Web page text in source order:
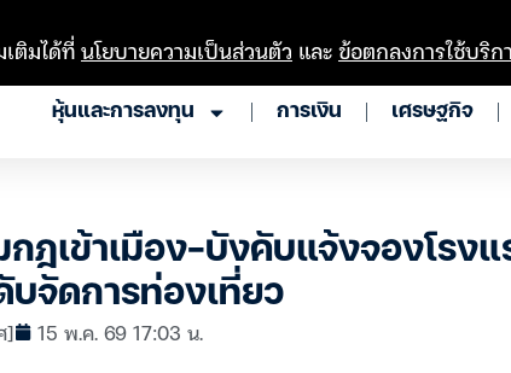
หุ้นและการลงทุน การเงิน เศรษฐกิจ
กฎเข้าเมือง-บังคับแจ้งจองโรง
บจัดการท่องเที่ยว
] 15 พ.ค. 69 17:03 น.
ติมได้ที่นโยบายความเป็นส่วนตัว และข้อตกลงการใช้บริก